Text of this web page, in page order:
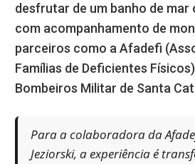
desfrutar de um banho de mar
com acompanhamento de
parceiros como a Afadefi
Famílias de Deficientes
Bombeiros Militar de Santa
Para a colaboradora da
Jeziorski, a experiência é